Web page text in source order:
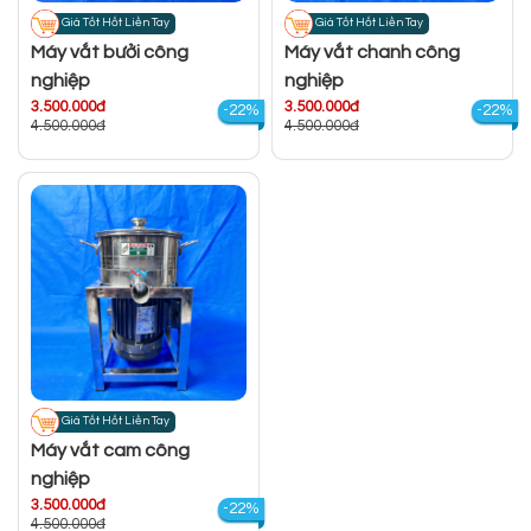
Giá Tốt Hốt Liền Tay
Máy vắt bưởi công
nghiệp
3.500.000đ
4.500.000đ
-22%
Giá Tốt Hốt Liền Tay
Máy vắt chanh công
nghiệp
3.500.000đ
4.500.000đ
-22%
Giá Tốt Hốt Liền Tay
Máy vắt cam công
nghiệp
3.500.000đ
4.500.000đ
-22%